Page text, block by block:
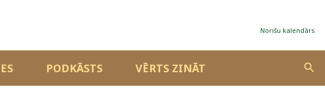
Norišu kalendārs
PODKĀSTS VĒRTS ZINĀT